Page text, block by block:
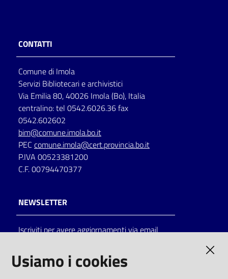
CONTATTI
Comune di Imola
Servizi Bibliotecari e archivistici
Via Emilia 80, 40026 Imola (Bo), Italia
centralino: tel 0542.6026.36 fax
0542.602602
bim@comune.imola.bo.it
PEC comune.imola@cert.provincia.bo.it
P.IVA 00523381200
C.F. 00794470377
NEWSLETTER
Iscriviti per avere aggiornamenti via email
Usiamo i cookies